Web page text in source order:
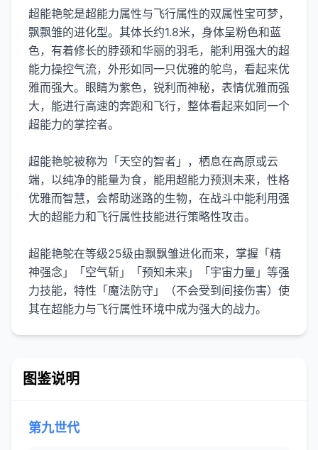
超能艳鸵是超能力属性与飞行属性的双属性宝可梦，
飘飘雏的进化型。其体长约1.8米，身体呈粉色和蓝
色，有着修长的脖颈和华丽的羽毛，能利用强大的超
能力操控气流，外形如同一只优雅的鸵鸟，看起来优
雅而强大。眼睛为紫色，锐利而神秘，表情优雅而强
大，能进行高速的奔跑和飞行，整体看起来如同一个
超能力的掌控者。
超能艳鸵被称为「天空的智者」，栖息在高原或云
端，以纯净的能量为食，能用超能力预测未来，性格
优雅而智慧，会帮助迷路的生物，在战斗中能利用强
大的超能力和飞行属性技能进行策略性攻击。
超能艳鸵在等级25级由飘飘雏进化而来，掌握「精
神强念」「空气斩」「预知未来」「宇宙力量」等强
力技能，特性「魔法防守」（不会受到间接伤害）使
其在超能力与飞行属性环境中成为强大的战力。
图鉴说明
第九世代